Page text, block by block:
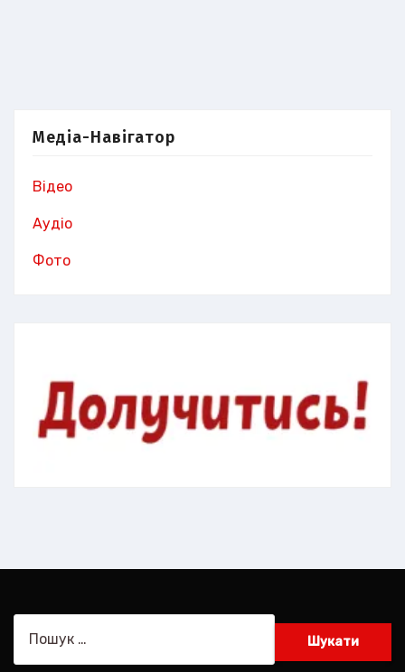
Медіа-Навігатор
Відео
Аудіо
Фото